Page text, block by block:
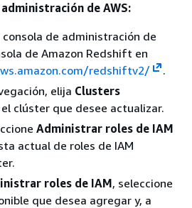
de AWS:
consola de administración de
de Amazon Redshift en
redshiftv2/
.
elija Clusters
clúster que desee actualizar.
Administrar roles de IAM
actual de roles de IAM
roles de IAM, seleccione
que desea agregar y, a